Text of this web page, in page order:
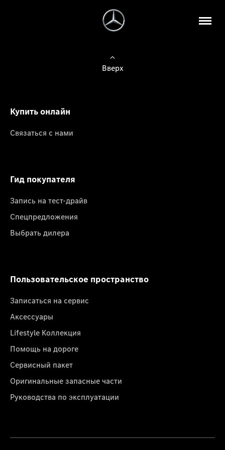
Вверх
Купить онлайн
Связаться с нами
Гид покупателя
Запись на тест-драйв
Спецпредложения
Выбрать дилера
Пользовательское пространство
Записаться на сервис
Аксессуары
Lifestyle Коллекция
Помощь на дороге
Сервисный пакет
Оригинальные запасные части
Руководства по эксплуатации